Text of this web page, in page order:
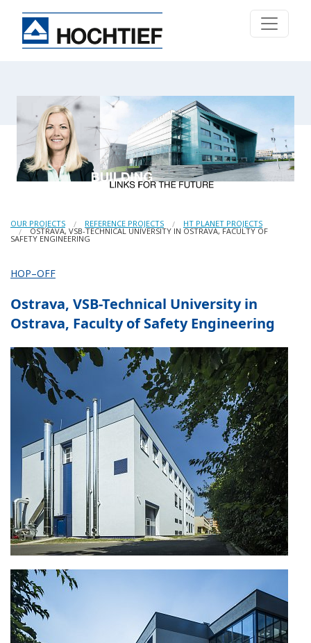
OUR PROJECTS REFERENCE PROJECTS HT PLANET PROJECTS
OSTRAVA, VSB-TECHNICAL UNIVERSITY IN OSTRAVA, FACULTY OF
SAFETY ENGINEERING
HOP–OFF
Ostrava, VSB-Technical University in
Ostrava, Faculty of Safety Engineering